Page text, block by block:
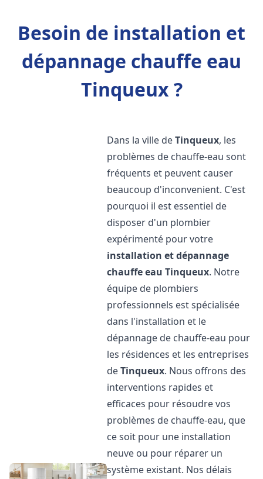
Besoin de installation et
dépannage chauffe eau
Tinqueux ?
Dans la ville deTinqueux, les
problèmes de chauffe-eau sont
fréquents et peuvent causer
beaucoup d'inconvenient. C'est
pourquoi il est essentiel de
disposer d'un plombier
expérimenté pour votre
installation et dépannage
chauffe eau Tinqueux. Notre
équipe de plombiers
professionnels est spécialisée
dans l'installation et le
dépannage de chauffe-eau pour
les résidences et les entreprises
deTinqueux. Nous offrons des
interventions rapides et
efficaces pour résoudre vos
problèmes de chauffe-eau, que
ce soit pour une installation
neuve ou pour réparer un
système existant. Nos délais